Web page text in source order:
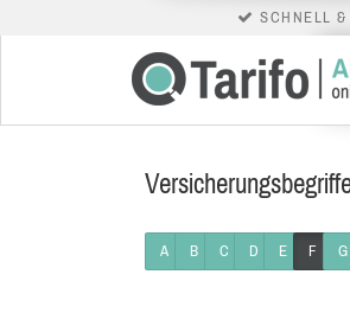
SCHNELL &
A B C D E F G